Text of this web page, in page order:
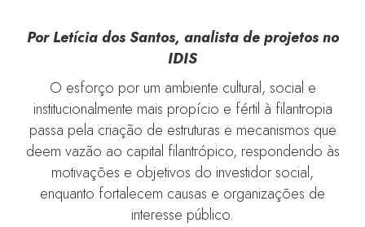
Por Letícia dos Santos, analista de projetos no
IDIS
O esforço por um ambiente cultural, social e
institucionalmente mais propício e fértil à filantropia
passa pela criação de estruturas e mecanismos que
deem vazão ao capital filantrópico, respondendo às
motivações e objetivos do investidor social,
enquanto fortalecem causas e organizações de
interesse público.